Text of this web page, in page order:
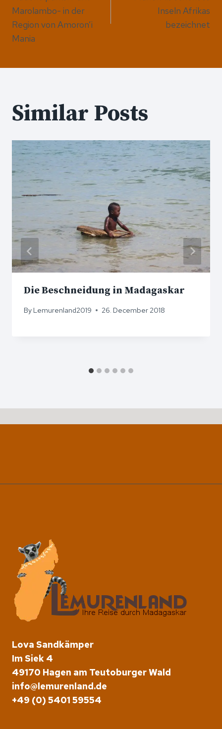
Marolambo- in der
Region von Amoron’i
Mania
Inseln Afrikas
bezeichnet
Similar Posts
Die Beschneidung in Madagaskar
By Lemurenland2019 26. December 2018
Lova Sandkämper
Im Siek 4
49170 Hagen am Teutoburger Wald
info@lemurenland.de
+49 (0) 5401 59554